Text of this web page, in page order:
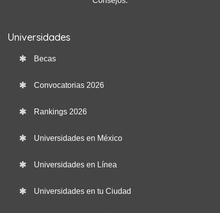
Universidades
Becas
Convocatorias 2026
Rankings 2026
Universidades en México
Universidades en Línea
Universidades en tu Ciudad